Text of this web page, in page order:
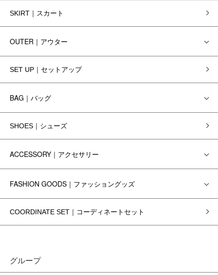
SKIRT｜スカート
OUTER｜アウター
SET UP｜セットアップ
BAG｜バッグ
SHOES｜シューズ
ACCESSORY｜アクセサリー
FASHION GOODS｜ファッショングッズ
COORDINATE SET｜コーディネートセット
グループ